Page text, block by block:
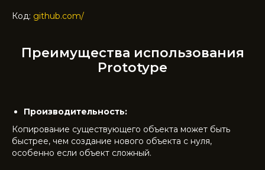
Код: github.com/
Преимущества использования
Prototype
Производительность:
Копирование существующего объекта может быть
быстрее, чем создание нового объекта с нуля,
особенно если объект сложный.